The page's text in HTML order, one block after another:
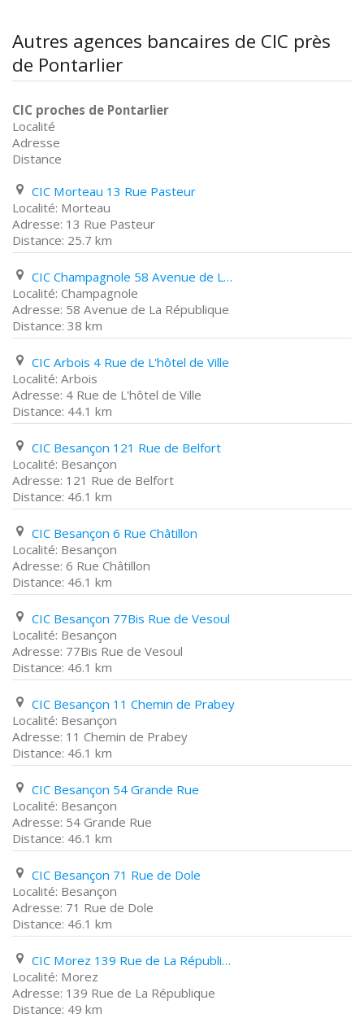
Autres agences bancaires de CIC près
de Pontarlier
CIC proches de Pontarlier
Localité
Adresse
Distance
CIC Morteau 13 Rue Pasteur
Morteau
13 Rue Pasteur
25.7 km
CIC Champagnole 58 Avenue de La République
Champagnole
58 Avenue de La République
38 km
CIC Arbois 4 Rue de L'hôtel de Ville
Arbois
4 Rue de L'hôtel de Ville
44.1 km
CIC Besançon 121 Rue de Belfort
Besançon
121 Rue de Belfort
46.1 km
CIC Besançon 6 Rue Châtillon
Besançon
6 Rue Châtillon
46.1 km
CIC Besançon 77Bis Rue de Vesoul
Besançon
77Bis Rue de Vesoul
46.1 km
CIC Besançon 11 Chemin de Prabey
Besançon
11 Chemin de Prabey
46.1 km
CIC Besançon 54 Grande Rue
Besançon
54 Grande Rue
46.1 km
CIC Besançon 71 Rue de Dole
Besançon
71 Rue de Dole
46.1 km
CIC Morez 139 Rue de La République
Morez
139 Rue de La République
49 km